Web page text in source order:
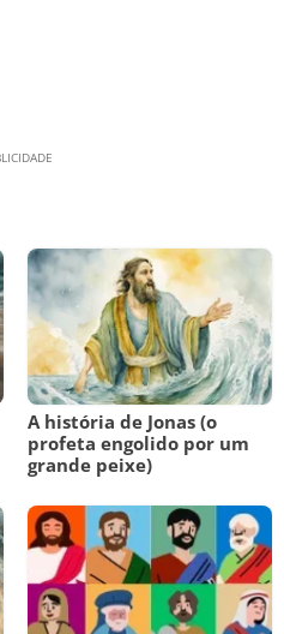
A história de Jonas (o
profeta engolido por um
grande peixe)